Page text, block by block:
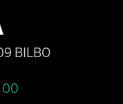
BILBO
00